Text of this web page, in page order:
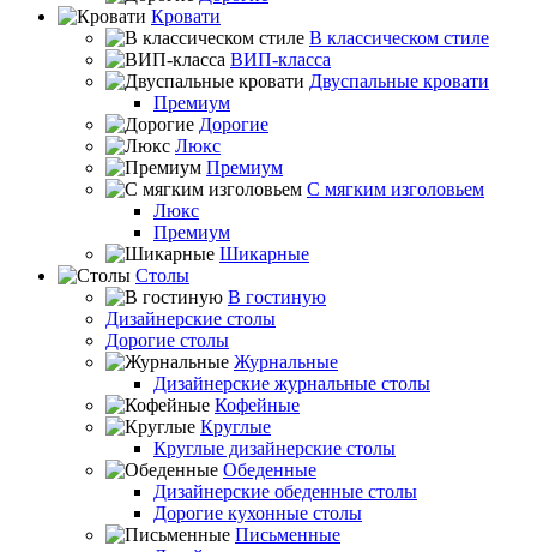
Кровати
В классическом стиле
ВИП-класса
Двуспальные кровати
Премиум
Дорогие
Люкс
Премиум
С мягким изголовьем
Люкс
Премиум
Шикарные
Столы
В гостиную
Дизайнерские столы
Дорогие столы
Журнальные
Дизайнерские журнальные столы
Кофейные
Круглые
Круглые дизайнерские столы
Обеденные
Дизайнерские обеденные столы
Дорогие кухонные столы
Письменные